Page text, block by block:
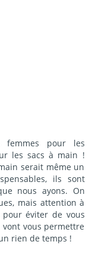
femmes pour les
les sacs à main !
serait même un
ils sont
nous ayons. On
mais attention à
éviter de vous
vous permettre
rien de temps !